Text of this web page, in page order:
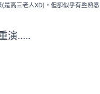
是高三老人XD)，但卻似乎有些熟悉
演…..